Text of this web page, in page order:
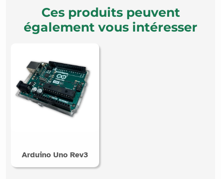
Ces produits peuvent
également vous intéresser
Arduino Uno Rev3